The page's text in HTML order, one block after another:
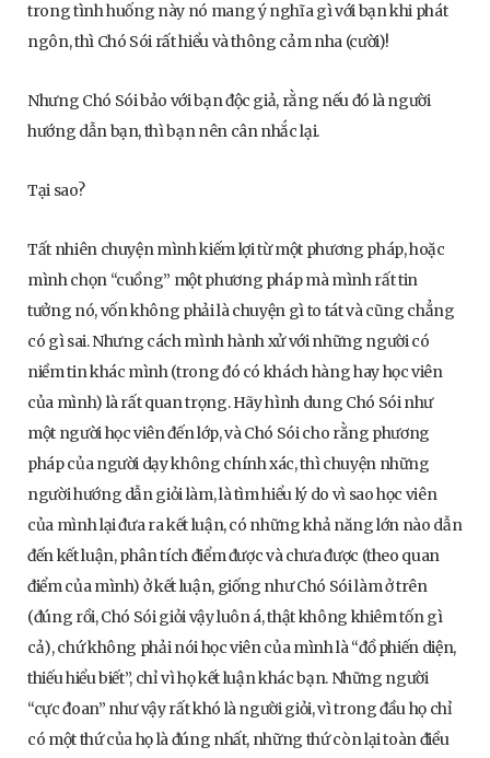
trong tình huống này nó mang ý nghĩa gì với bạn khi phát
ngôn, thì Chó Sói rất hiểu và thông cảm nha (cười)!
Nhưng Chó Sói bảo với bạn độc giả, rằng nếu đó là người
hướng dẫn bạn, thì bạn nên cân nhắc lại.
Tại sao?
Tất nhiên chuyện mình kiếm lợi từ một phương pháp, hoặc
mình chọn “cuồng” một phương pháp mà mình rất tin
tưởng nó, vốn không phải là chuyện gì to tát và cũng chẳng
có gì sai. Nhưng cách mình hành xử với những người có
niềm tin khác mình (trong đó có khách hàng hay học viên
của mình) là rất quan trọng. Hãy hình dung Chó Sói như
một người học viên đến lớp, và Chó Sói cho rằng phương
pháp của người dạy không chính xác, thì chuyện những
người hướng dẫn giỏi làm, là tìm hiểu lý do vì sao học viên
của mình lại đưa ra kết luận, có những khả năng lớn nào dẫn
đến kết luận, phân tích điểm được và chưa được (theo quan
điểm của mình) ở kết luận, giống như Chó Sói làm ở trên
(đúng rồi, Chó Sói giỏi vậy luôn á, thật không khiêm tốn gì
cả), chứ không phải nói học viên của mình là “đồ phiến diện,
thiếu hiểu biết”, chỉ vì họ kết luận khác bạn. Những người
“cực đoan” như vậy rất khó là người giỏi, vì trong đầu họ chỉ
có một thứ của họ là đúng nhất, những thứ còn lại toàn điều